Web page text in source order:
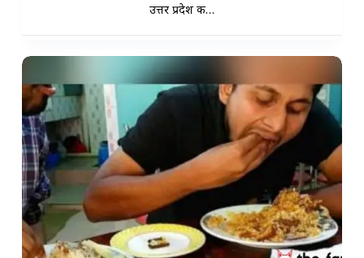
उत्तर प्रदेश क…